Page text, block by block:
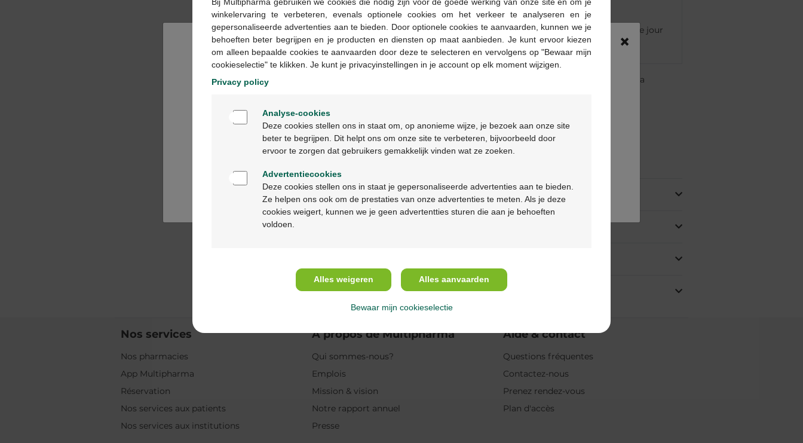
Quantité max. = 12
Les jours ouvrables commandé avant 12h, livré le jour
ouvrable suivant
dans votre pharmacie Multipharma
Description
Usage
Nos services
Nos pharmacies
App Multipharma
Réservation
Nos services aux patients
Nos services aux institutions
A propos de Multipharma
Qui sommes-nous?
Emplois
Mission & vision
Notre rapport annuel
Presse
Aide & contact
Questions fréquentes
Contactez-nous
Prenez rendez-vous
Plan d'accès
×
Ga verder in het nederlands
winkelervaring te verbeteren, evenals optionele cookies om het verkeer te analyseren en je
gepersonaliseerde advertenties aan te bieden. Door optionele cookies te aanvaarden, kunnen we je
behoeften beter begrijpen en je producten en diensten op maat aanbieden. Je kunt ervoor kiezen
om alleen bepaalde cookies te aanvaarden door deze te selecteren en vervolgens op "Bewaar mijn
cookieselectie" te klikken. Je kunt je privacyinstellingen in je account op elk moment wijzigen.
Privacy policy
Analyse-cookies
Deze cookies stellen ons in staat om, op anonieme wijze, je bezoek aan onze site
beter te begrijpen. Dit helpt ons om onze site te verbeteren, bijvoorbeeld door
ervoor te zorgen dat gebruikers gemakkelijk vinden wat ze zoeken.
Advertentiecookies
Deze cookies stellen ons in staat je gepersonaliseerde advertenties aan te bieden.
Ze helpen ons ook om de prestaties van onze advertenties te meten. Als je deze
cookies weigert, kunnen we je geen advertentties sturen die aan je behoeften
voldoen.
Alles weigeren Alles aanvaarden
Bewaar mijn cookieselectie